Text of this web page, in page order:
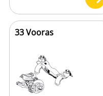
33 Vooras